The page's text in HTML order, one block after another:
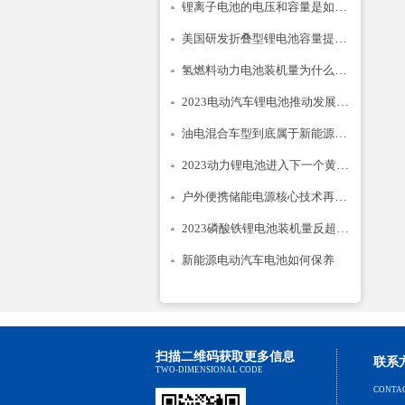
锂离子电池的电压和容量是如何计的
美国研发折叠型锂电池容量提升14倍
氢燃料动力电池装机量为什么只降不升
2023电动汽车锂电池推动发展建议
油电混合车型到底属于新能源汽车吗
2023动力锂电池进入下一个黄金期
户外便携储能电源核心技术再次升级
2023磷酸铁锂电池装机量反超三元锂？
新能源电动汽车电池如何保养
扫描二维码获取更多信息
TWO-DIMENSIONAL CODE
联系